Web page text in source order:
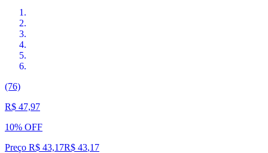
(76)
R$ 47,97
10% OFF
Preço R$ 43,17R$ 43,17